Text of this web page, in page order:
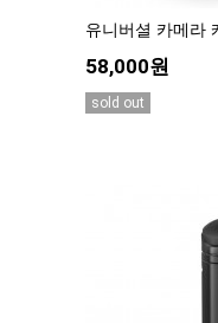
유니버셜 카메라
58,000원
sold out